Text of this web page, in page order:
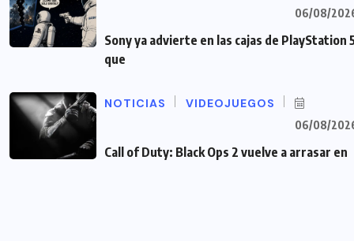
06/08/
Sony ya advierte en las cajas de PlayStation
que
NOTICIAS VIDEOJUEGOS
06/08/
Call of Duty: Black Ops 2 vuelve a arrasar en